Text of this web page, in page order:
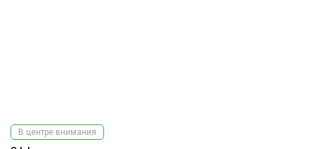
В центре внимания